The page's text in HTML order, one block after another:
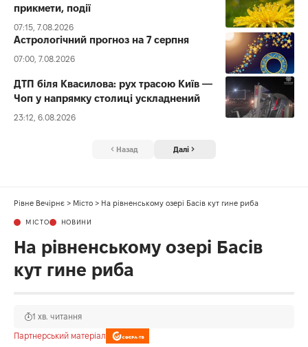
прикмети, події
07:15, 7.08.2026
Астрологічний прогноз на 7 серпня
07:00, 7.08.2026
ДТП біля Квасилова: рух трасою Київ —
Чоп у напрямку столиці ускладнений
23:12, 6.08.2026
Назад Далі
Рівне Вечірнє > Місто > На рівненському озері Басів кут гине риба
МІСТО НОВИНИ
На рівненському озері Басів
кут гине риба
Партнерський матеріал
1 хв. читання